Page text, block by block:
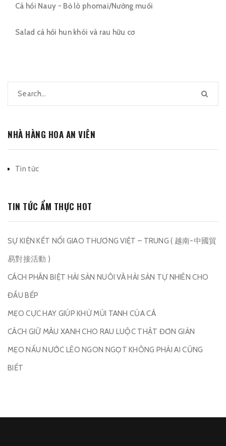
Cá hồi Nauy - Bỏ lò phomai/Nướng muối
Salad cá hồi hun khói và rau hữu cơ
NHÀ HÀNG HOA AN VIÊN
Tin tức
TIN TỨC ẨM THỰC HOT
SỰ KIỆN KẾT NỐI GIAO THƯƠNG VIỆT – TRUNG ( 越南-中國貿
易對接活動 )
CÁCH PHÂN BIỆT HẢI SẢN NUÔI VÀ HẢI SẢN TỰ NHIÊN CHO
ĐẦU BẾP
MẸO CỰC HAY GIÚP KHỬ MÙI TANH CỦA CÁ
CÁCH GIỮ MÀU XANH CHO RAU LUỘC THẬT ĐƠN GIẢN
MẸO NẤU NƯỚC LÈO NGON NGỌT KHÔNG PHẢI AI CŨNG
BIẾT